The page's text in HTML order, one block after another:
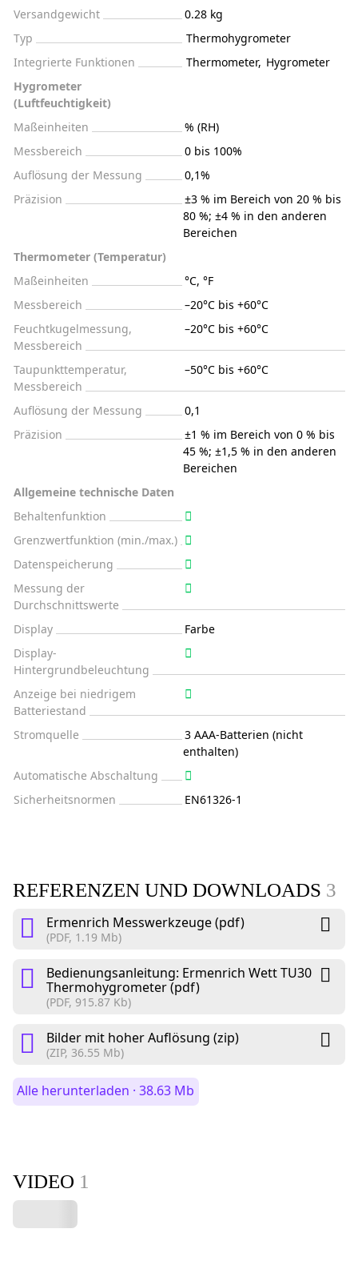
Versandgewicht
0.28 kg
Typ
Thermohygrometer
Integrierte Funktionen
Thermometer, Hygrometer
Hygrometer
(Luftfeuchtigkeit)
Maßeinheiten
% (RH)
Messbereich
0 bis 100%
Auflösung der Messung
0,1%
Präzision
±3 % im Bereich von 20 % bis
80 %; ±4 % in den anderen
Bereichen
Thermometer (Temperatur)
Maßeinheiten
°C, °F
Messbereich
–20°C bis +60°C
Feuchtkugelmessung,
Messbereich
–20°C bis +60°C
Taupunkttemperatur,
Messbereich
–50°C bis +60°C
Auflösung der Messung
0,1
Präzision
±1 % im Bereich von 0 % bis
45 %; ±1,5 % in den anderen
Bereichen
Allgemeine technische Daten
Behaltenfunktion
Grenzwertfunktion (min./max.)
Datenspeicherung
Messung der
Durchschnittswerte
Display
Farbe
Display-
Hintergrundbeleuchtung
Anzeige bei niedrigem
Batteriestand
Stromquelle
3 AAA-Batterien (nicht
enthalten)
Automatische Abschaltung
Sicherheitsnormen
EN61326-1
REFERENZEN UND DOWNLOADS 3
Ermenrich Messwerkzeuge (pdf)
(PDF, 1.19 Mb)
Bedienungsanleitung: Ermenrich Wett TU30
Thermohygrometer (pdf)
(PDF, 915.87 Kb)
Bilder mit hoher Auflösung (zip)
(ZIP, 36.55 Mb)
Alle herunterladen · 38.63 Mb
VIDEO 1